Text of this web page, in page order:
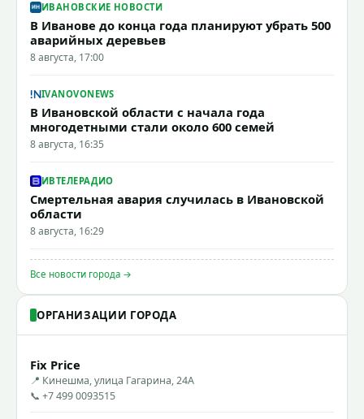
ИВАНОВСКИЕ НОВОСТИ
В Иванове до конца года планируют убрать 500
аварийных деревьев
8 августа, 17:00
IVANOVONEWS
В Ивановской области с начала года
многодетными стали около 600 семей
8 августа, 16:35
ИВТЕЛЕРАДИО
Смертельная авария случилась в Ивановской
области
8 августа, 16:29
Все новости города →
ОРГАНИЗАЦИИ ГОРОДА
Fix Price
📍 Кинешма, улица Гагарина, 24А
📞 +7 499 0093515